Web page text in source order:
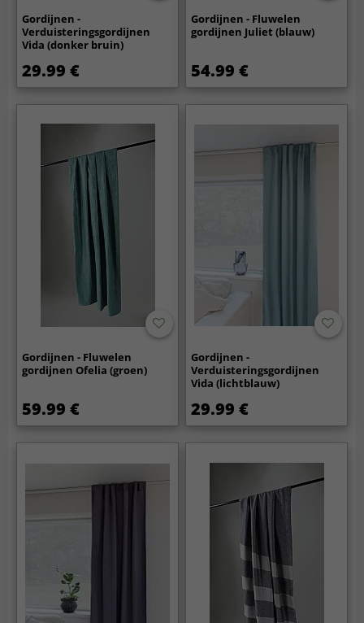
Gordijnen -
Verduisteringsgordijnen
Vida (donker bruin)
29.99 €
Gordijnen - Fluwelen
gordijnen Juliet (blauw)
54.99 €
Gordijnen - Fluwelen
gordijnen Ofelia (groen)
59.99 €
Gordijnen -
Verduisteringsgordijnen
Vida (lichtblauw)
29.99 €